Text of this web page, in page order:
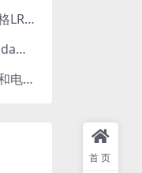
香港复古电影胶片风格LR预设王家卫风调色 滤镜支持PR/PS/FCPX/达芬奇/AE/LUT
岡田拓也TakuyaOkada日系小清新INS人像LR预设PR/PS/AE/FCPX/LUT预设 LR100001
数码单反、无反光镜和电影摄影机的最佳摄影机设置
首页